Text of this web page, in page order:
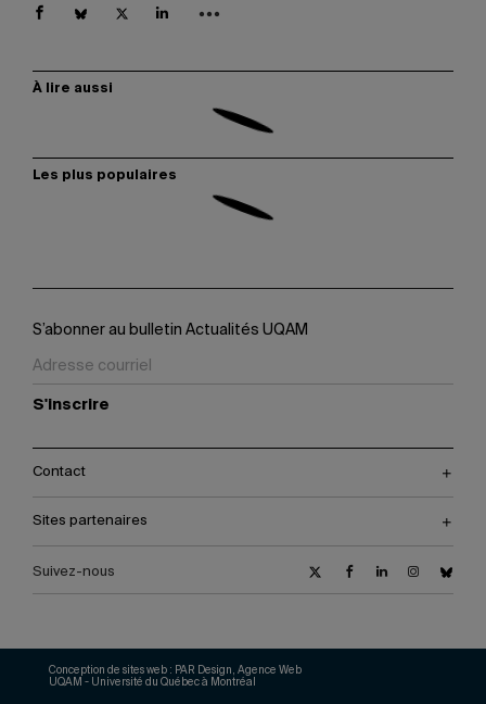
À lire aussi
Les plus populaires
S’abonner au bulletin Actualités UQAM
S'inscrire
Contact
Sites partenaires
Suivez-nous
UQAM - Université du Québec à Montréal
Conception de sites web : PAR Design, Agence Web